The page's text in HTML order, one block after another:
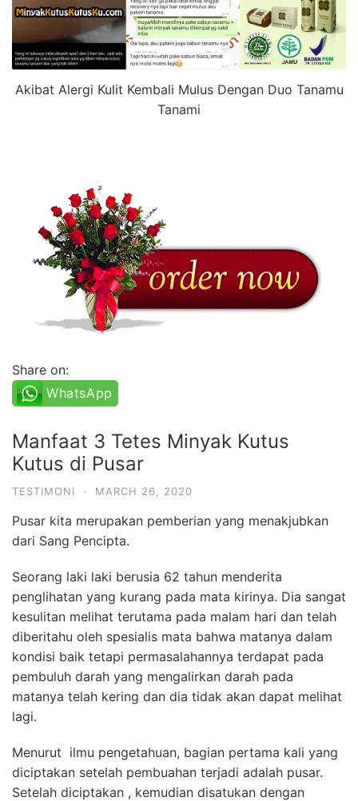
Akibat Alergi Kulit Kembali Mulus Dengan Duo Tanamu
Tanami
Share on:
WhatsApp
Manfaat 3 Tetes Minyak Kutus
Kutus di Pusar
TESTIMONI · MARCH 26, 2020
Pusar kita merupakan pemberian yang menakjubkan
dari Sang Pencipta.
Seorang laki laki berusia 62 tahun menderita
penglihatan yang kurang pada mata kirinya. Dia sangat
kesulitan melihat terutama pada malam hari dan telah
diberitahu oleh spesialis mata bahwa matanya dalam
kondisi baik tetapi permasalahannya terdapat pada
pembuluh darah yang mengalirkan darah pada
matanya telah kering dan dia tidak akan dapat melihat
lagi.
Menurut ilmu pengetahuan, bagian pertama kali yang
diciptakan setelah pembuahan terjadi adalah pusar.
Setelah diciptakan , kemudian disatukan dengan